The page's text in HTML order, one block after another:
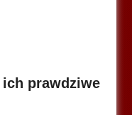
prawdziwe